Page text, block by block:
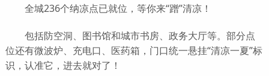
全城236个纳凉点已就位，等你来“蹭”清凉！
包括防空洞、图书馆和城市书房、政务大厅等。部分点
位还有微波炉、充电口、医药箱，门口统一悬挂“清凉一夏”标
识，认准它，进去就对了！